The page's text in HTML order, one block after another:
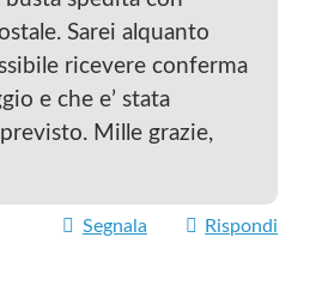
Sarei alquanto
ricevere conferma
e che e’ stata
Mille grazie,
Segnala Rispondi